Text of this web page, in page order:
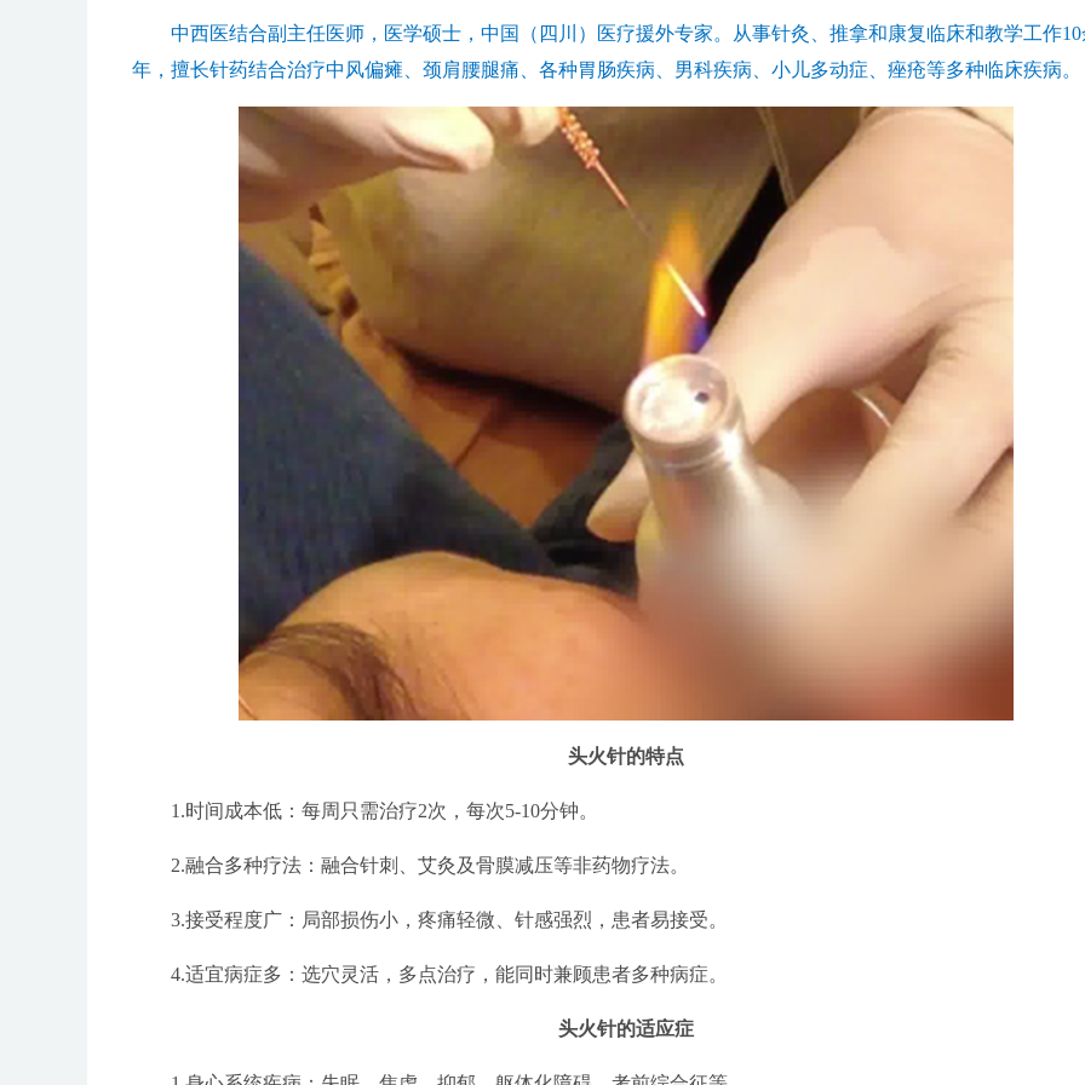
中西医结合副主任医师，医学硕士，中国（四川）医疗援外专家。从事针灸、推拿和康复临床和教学工作10
年，擅长针药结合治疗中风偏瘫、颈肩腰腿痛、各种胃肠疾病、男科疾病、小儿多动症、痤疮等多种临床疾病。
头火针的特点
1.时间成本低：每周只需治疗2次，每次5-10分钟。
2.融合多种疗法：融合针刺、艾灸及骨膜减压等非药物疗法。
3.接受程度广：局部损伤小，疼痛轻微、针感强烈，患者易接受。
4.适宜病症多：选穴灵活，多点治疗，能同时兼顾患者多种病症。
头火针的适应症